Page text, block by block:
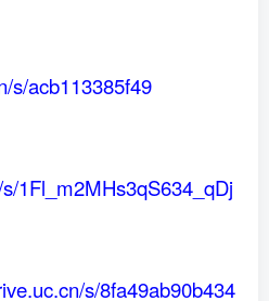
s/acb113385f49
1Fl_m2MHs3qS634_qDj
s/8fa49ab90b434